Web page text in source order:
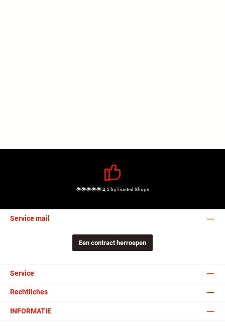
🌟🌟🌟🌟🌟 4,5 bij Trusted Shops
Service mail
Een contract herroepen
Service
Rechtliches
INFORMATIE